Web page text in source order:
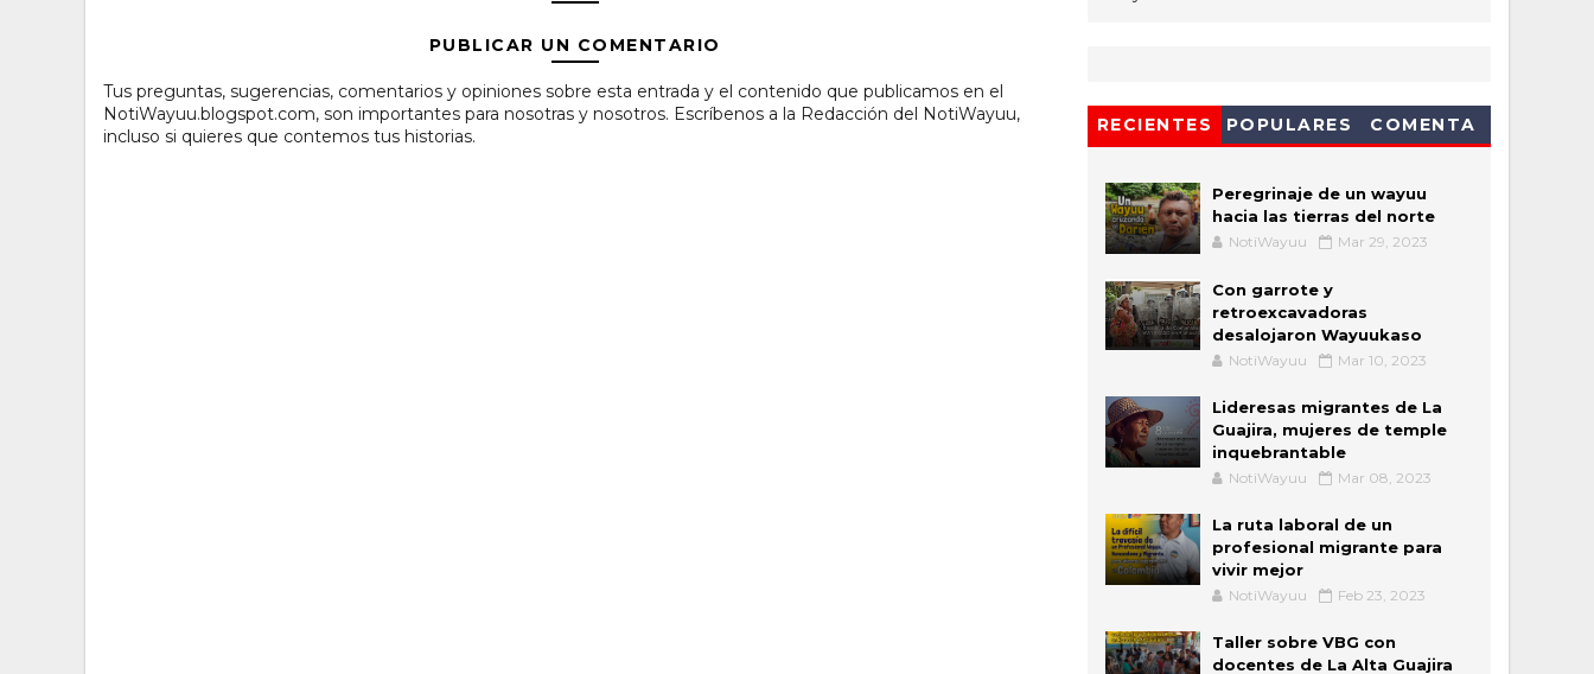
PUBLICAR UN COMENTARIO
Tus preguntas, sugerencias, comentarios y opiniones sobre esta entrada y el contenido que publicamos en el
NotiWayuu.blogspot.com, son importantes para nosotras y nosotros. Escríbenos a la Redacción del NotiWayuu,
incluso si quieres que contemos tus historias.
RECIENTES POPULARES COMENTA
Peregrinaje de un wayuu
hacia las tierras del norte
NotiWayuu Mar 29, 2023
Con garrote y
retroexcavadoras
desalojaron Wayuukaso
NotiWayuu Mar 10, 2023
Lideresas migrantes de La
Guajira, mujeres de temple
inquebrantable
NotiWayuu Mar 08, 2023
La ruta laboral de un
profesional migrante para
vivir mejor
NotiWayuu Feb 23, 2023
Taller sobre VBG con
docentes de La Alta Guajira